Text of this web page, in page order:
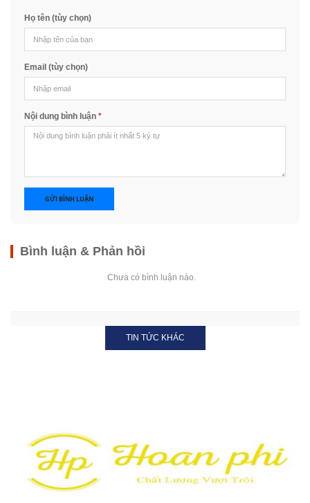
Họ tên (tùy chọn)
Email (tùy chọn)
Nội dung bình luận *
GỬI BÌNH LUẬN
Bình luận & Phản hồi
Chưa có bình luận nào.
TIN TỨC KHÁC